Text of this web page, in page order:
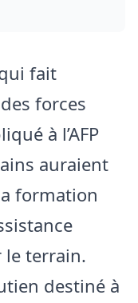
fait
forces
à l’AFP
auraient
formation
le terrain.
destiné à